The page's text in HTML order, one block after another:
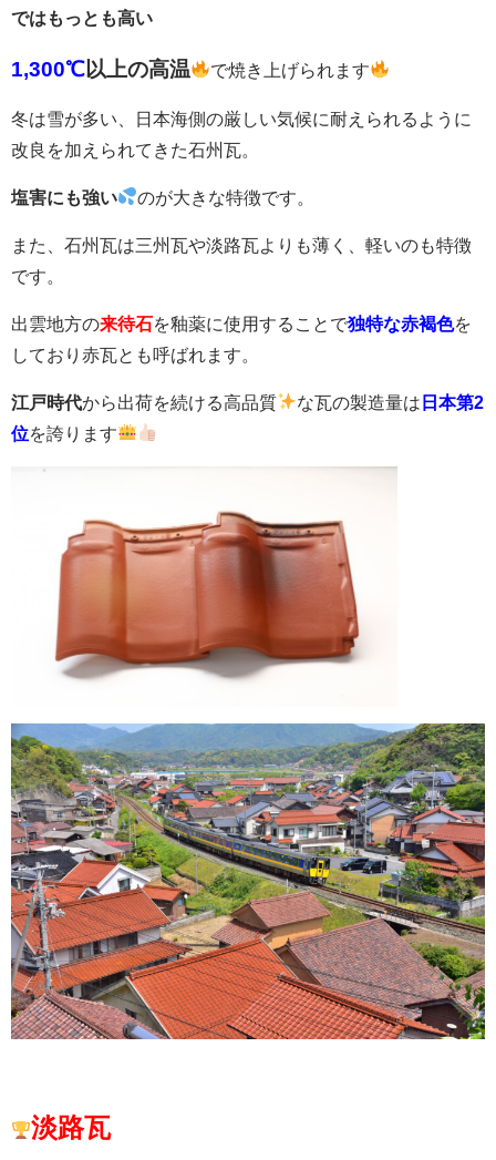
ではもっとも高い
1,300℃以上の高温 で焼き上げられます
冬は雪が多い、日本海側の厳しい気候に耐えられるように
改良を加えられてきた石州瓦。
塩害にも強い のが大きな特徴です。
また、石州瓦は三州瓦や淡路瓦よりも薄く、軽いのも特徴
です。
出雲地方の来待石を釉薬に使用することで独特な赤褐色を
しており赤瓦とも呼ばれます。
江戸時代から出荷を続ける高品質 な瓦の製造量は 日本第2
位を誇ります
淡路瓦